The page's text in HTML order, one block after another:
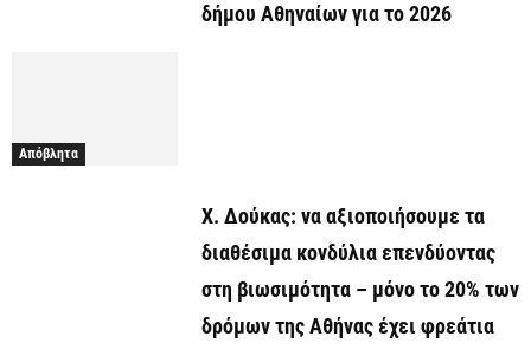
δήμου Αθηναίων για το 2026
Απόβλητα
Χ. Δούκας: να αξιοποιήσουμε τα
διαθέσιμα κονδύλια επενδύοντας
στη βιωσιμότητα – μόνο το 20% των
δρόμων της Αθήνας έχει φρεάτια